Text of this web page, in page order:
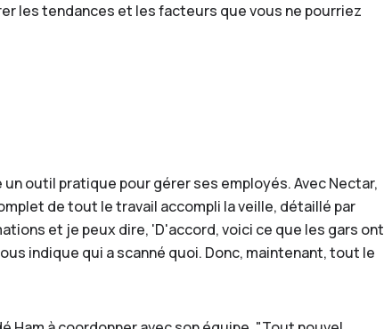
les tendances et les facteurs que vous ne pourriez
outil pratique pour gérer ses employés. Avec Nectar,
de tout le travail accompli la veille, détaillé par
et je peux dire, 'D'accord, voici ce que les gars ont
indique qui a scanné quoi. Donc, maintenant, tout le